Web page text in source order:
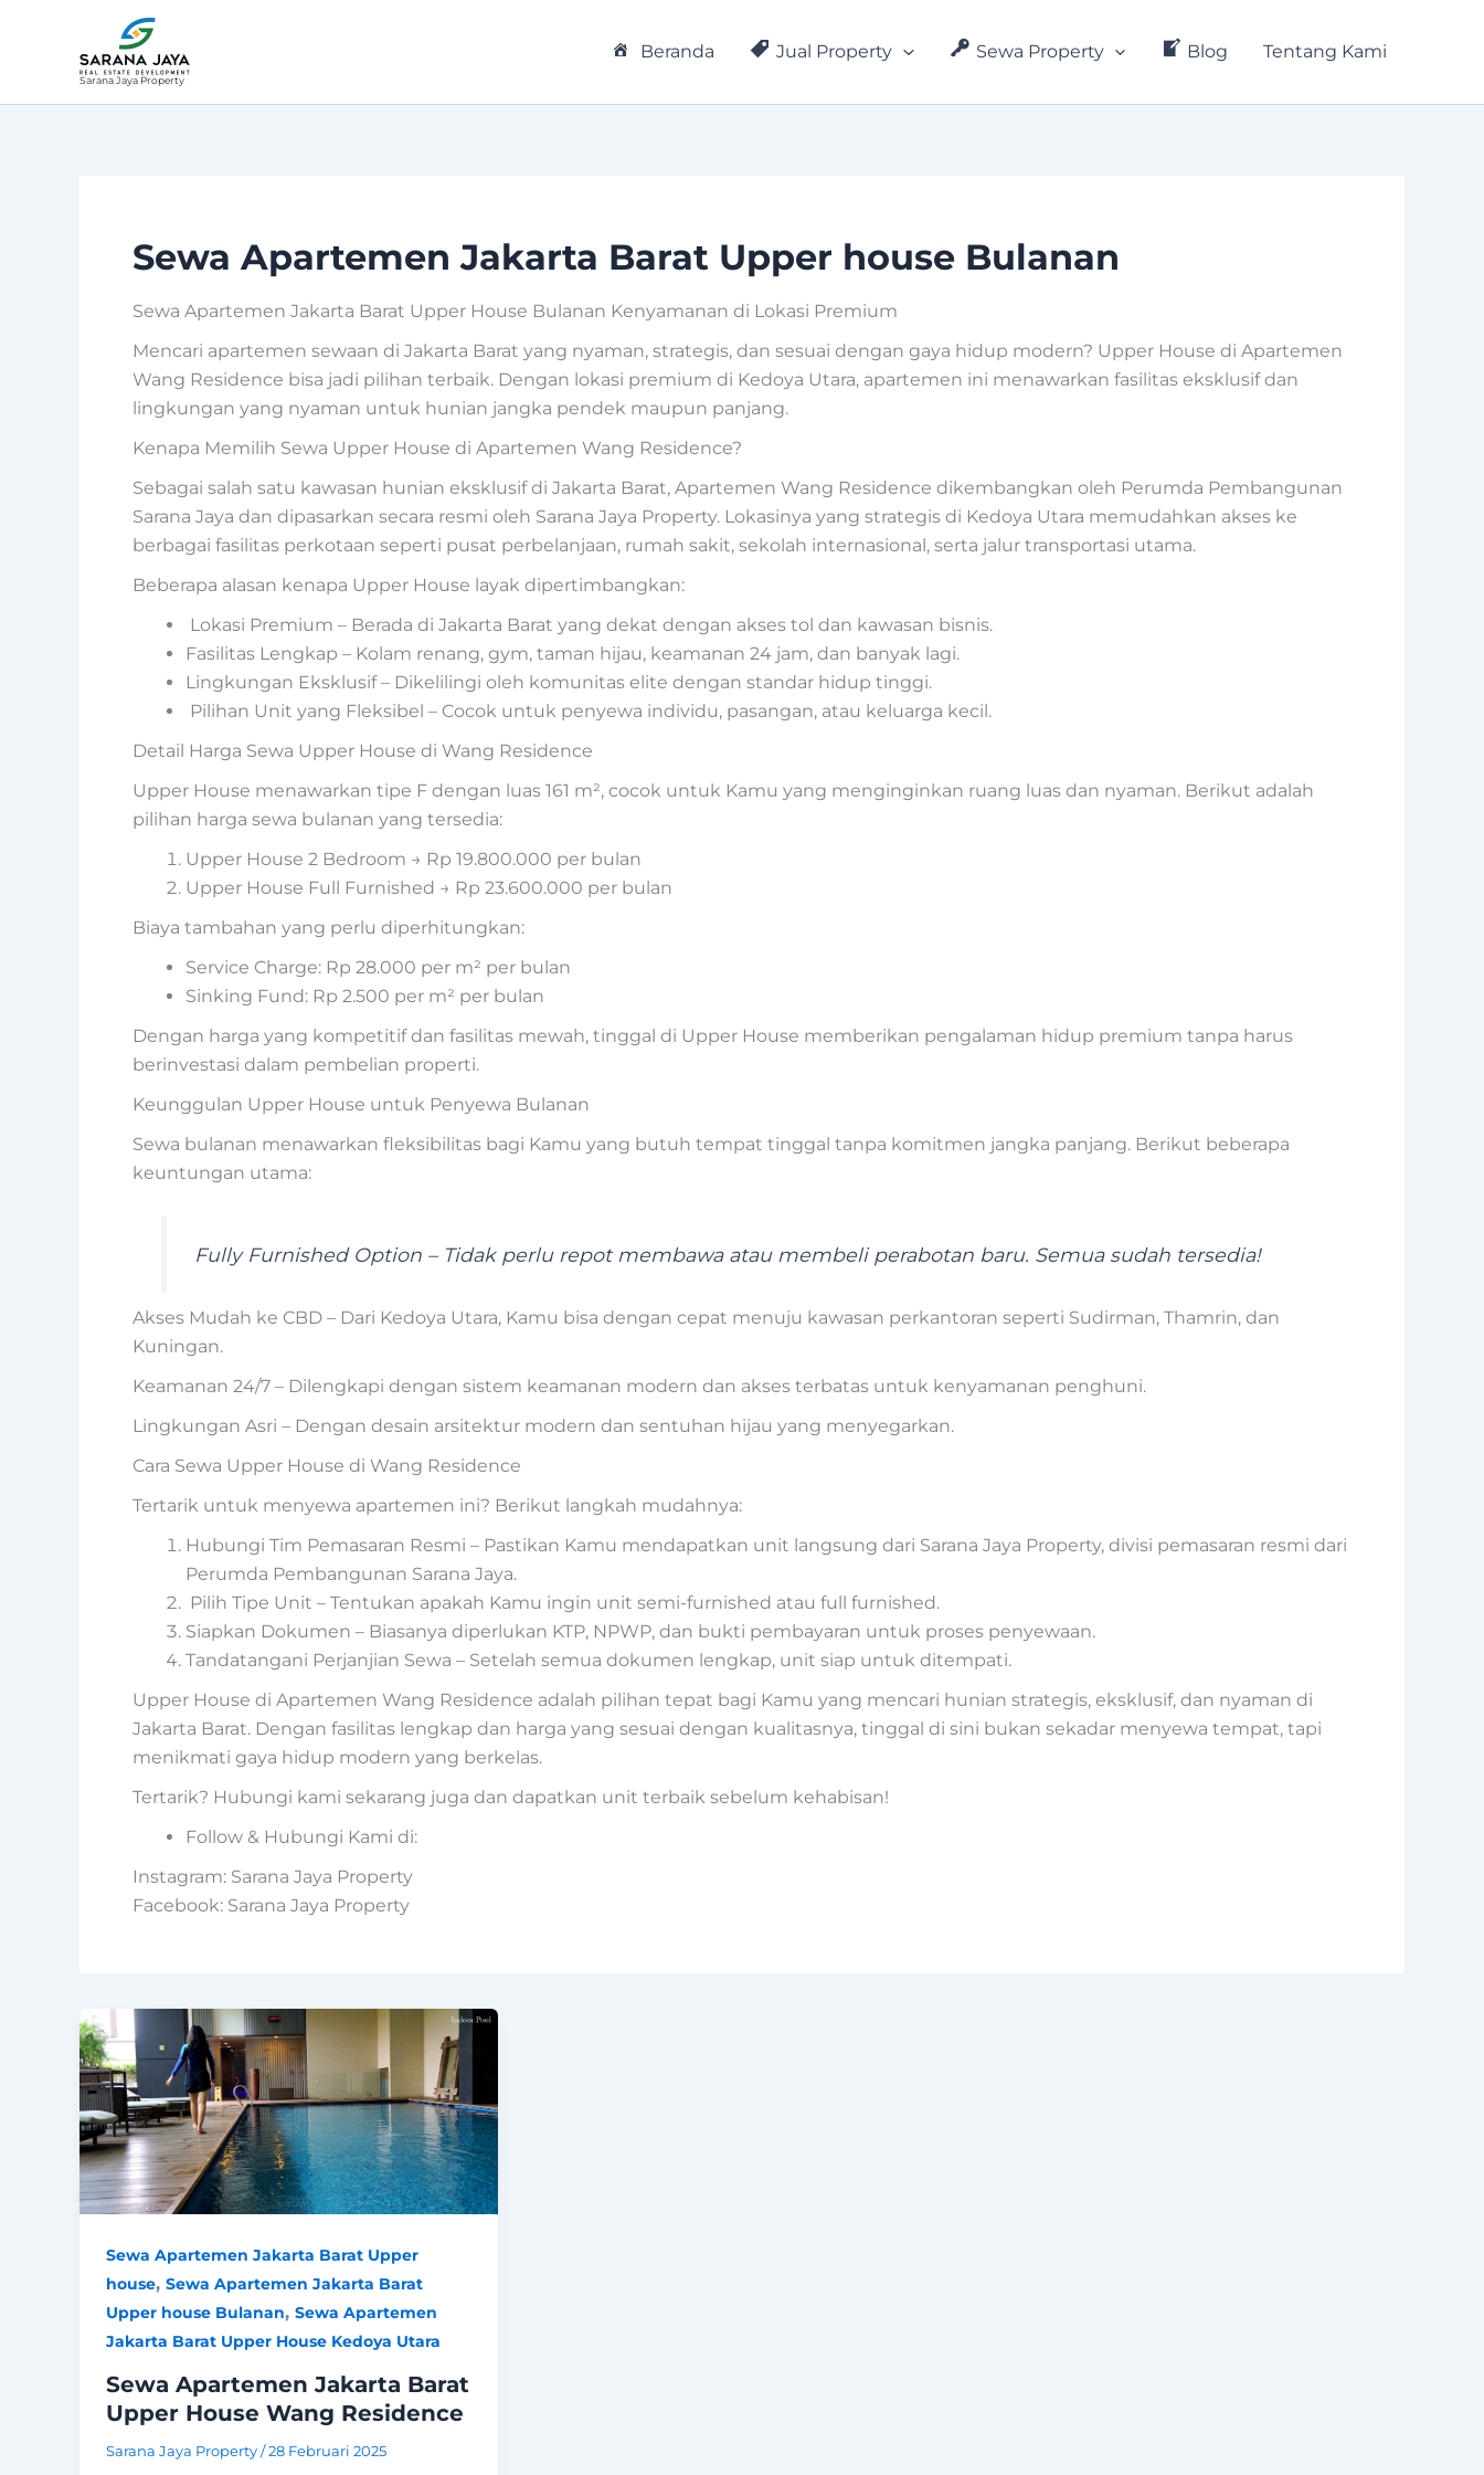
Sarana Jaya Property
Beranda Jual Property Sewa Property Blog Tentang Kami
Sewa Apartemen Jakarta Barat Upper house Bulanan
Sewa Apartemen Jakarta Barat Upper House Bulanan Kenyamanan di Lokasi Premium
Mencari apartemen sewaan di Jakarta Barat yang nyaman, strategis, dan sesuai dengan gaya hidup modern? Upper House di Apartemen
Wang Residence bisa jadi pilihan terbaik. Dengan lokasi premium di Kedoya Utara, apartemen ini menawarkan fasilitas eksklusif dan
lingkungan yang nyaman untuk hunian jangka pendek maupun panjang.
Kenapa Memilih Sewa Upper House di Apartemen Wang Residence?
Sebagai salah satu kawasan hunian eksklusif di Jakarta Barat, Apartemen Wang Residence dikembangkan oleh Perumda Pembangunan
Sarana Jaya dan dipasarkan secara resmi oleh Sarana Jaya Property. Lokasinya yang strategis di Kedoya Utara memudahkan akses ke
berbagai fasilitas perkotaan seperti pusat perbelanjaan, rumah sakit, sekolah internasional, serta jalur transportasi utama.
Beberapa alasan kenapa Upper House layak dipertimbangkan:
Lokasi Premium – Berada di Jakarta Barat yang dekat dengan akses tol dan kawasan bisnis.
Fasilitas Lengkap – Kolam renang, gym, taman hijau, keamanan 24 jam, dan banyak lagi.
Lingkungan Eksklusif – Dikelilingi oleh komunitas elite dengan standar hidup tinggi.
Pilihan Unit yang Fleksibel – Cocok untuk penyewa individu, pasangan, atau keluarga kecil.
Detail Harga Sewa Upper House di Wang Residence
Upper House menawarkan tipe F dengan luas 161 m², cocok untuk Kamu yang menginginkan ruang luas dan nyaman. Berikut adalah
pilihan harga sewa bulanan yang tersedia:
Upper House 2 Bedroom → Rp 19.800.000 per bulan
Upper House Full Furnished → Rp 23.600.000 per bulan
Biaya tambahan yang perlu diperhitungkan:
Service Charge: Rp 28.000 per m² per bulan
Sinking Fund: Rp 2.500 per m² per bulan
Dengan harga yang kompetitif dan fasilitas mewah, tinggal di Upper House memberikan pengalaman hidup premium tanpa harus
berinvestasi dalam pembelian properti.
Keunggulan Upper House untuk Penyewa Bulanan
Sewa bulanan menawarkan fleksibilitas bagi Kamu yang butuh tempat tinggal tanpa komitmen jangka panjang. Berikut beberapa
keuntungan utama:
Fully Furnished Option – Tidak perlu repot membawa atau membeli perabotan baru. Semua sudah tersedia!
Akses Mudah ke CBD – Dari Kedoya Utara, Kamu bisa dengan cepat menuju kawasan perkantoran seperti Sudirman, Thamrin, dan
Kuningan.
Keamanan 24/7 – Dilengkapi dengan sistem keamanan modern dan akses terbatas untuk kenyamanan penghuni.
Lingkungan Asri – Dengan desain arsitektur modern dan sentuhan hijau yang menyegarkan.
Cara Sewa Upper House di Wang Residence
Tertarik untuk menyewa apartemen ini? Berikut langkah mudahnya:
Hubungi Tim Pemasaran Resmi – Pastikan Kamu mendapatkan unit langsung dari Sarana Jaya Property, divisi pemasaran resmi dari
Perumda Pembangunan Sarana Jaya.
Pilih Tipe Unit – Tentukan apakah Kamu ingin unit semi-furnished atau full furnished.
Siapkan Dokumen – Biasanya diperlukan KTP, NPWP, dan bukti pembayaran untuk proses penyewaan.
Tandatangani Perjanjian Sewa – Setelah semua dokumen lengkap, unit siap untuk ditempati.
Upper House di Apartemen Wang Residence adalah pilihan tepat bagi Kamu yang mencari hunian strategis, eksklusif, dan nyaman di
Jakarta Barat. Dengan fasilitas lengkap dan harga yang sesuai dengan kualitasnya, tinggal di sini bukan sekadar menyewa tempat, tapi
menikmati gaya hidup modern yang berkelas.
Tertarik? Hubungi kami sekarang juga dan dapatkan unit terbaik sebelum kehabisan!
Follow & Hubungi Kami di:
Instagram: Sarana Jaya Property
Facebook: Sarana Jaya Property
Sewa Apartemen Jakarta Barat Upper
house, Sewa Apartemen Jakarta Barat
Upper house Bulanan, Sewa Apartemen
Jakarta Barat Upper House Kedoya Utara
Sewa Apartemen Jakarta Barat
Upper House Wang Residence
Sarana Jaya Property/28 Februari 2025